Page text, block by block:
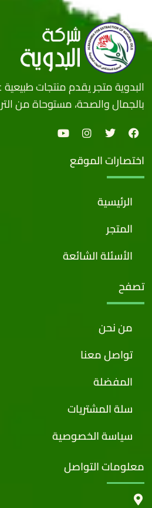
البدوية متجر يقدم منتجات طبيعية
بالجمال والصحة، مستوحاة من
اختصارات الموقع
الرئيسية
المتجر
الأسئلة الشائعة
تصفح
من نحن
تواصل معنا
المفضلة
سلة المشتريات
سياسة الخصوصية
معلومات التواصل